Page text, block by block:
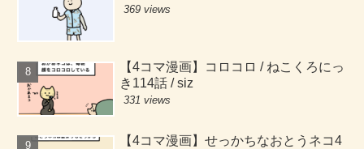
369 views
【4コマ漫画】コロコロ / ねこくろにっ
き114話 / siz
331 views
【4コマ漫画】せっかちなおとうネコ4